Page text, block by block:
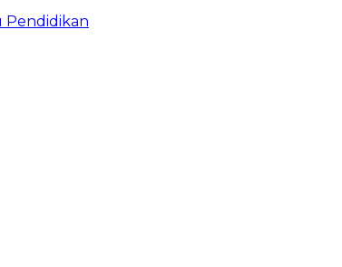
Pendidikan